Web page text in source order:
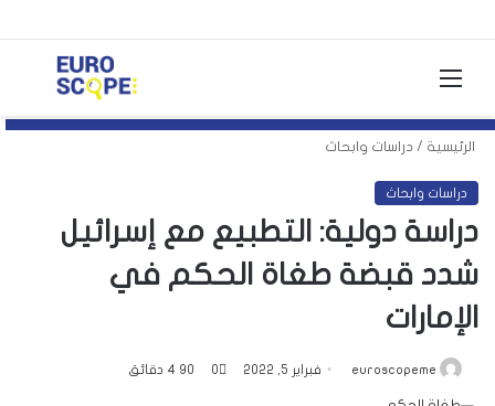
القائمة
الرئيسية / دراسات وابحاث
دراسات وابحاث
دراسة دولية: التطبيع مع إسرائيل
شدد قبضة طغاة الحكم في
الإمارات
euroscopeme فبراير 5, 2022 0